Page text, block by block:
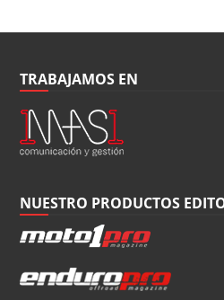
TRABAJAMOS EN
NUESTRO PRODUCTOS